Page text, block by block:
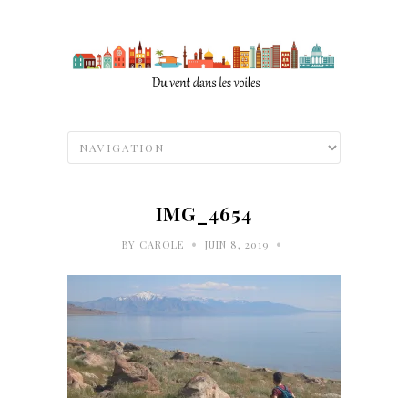
IMG_4654
BY CAROLE • JUIN 8, 2019 •